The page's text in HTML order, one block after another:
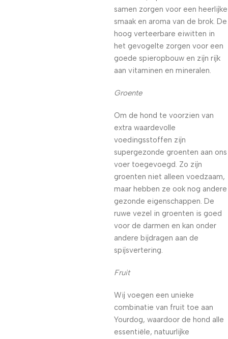
samen zorgen voor een heerlijke
smaak en aroma van de brok. De
hoog verteerbare eiwitten in
het gevogelte zorgen voor een
goede spieropbouw en zijn rijk
aan vitaminen en mineralen.
Groente
Om de hond te voorzien van
extra waardevolle
voedingsstoffen zijn
supergezonde groenten aan ons
voer toegevoegd. Zo zijn
groenten niet alleen voedzaam,
maar hebben ze ook nog andere
gezonde eigenschappen. De
ruwe vezel in groenten is goed
voor de darmen en kan onder
andere bijdragen aan de
spijsvertering.
Fruit
Wij voegen een unieke
combinatie van fruit toe aan
Yourdog, waardoor de hond alle
essentiële, natuurlijke